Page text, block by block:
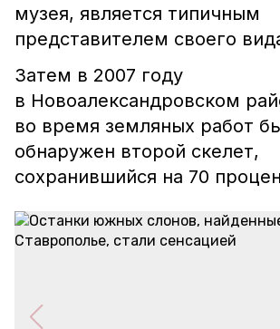
музея, является типичным
представителем своего
Затем в 2007 году
в Новоалександровском
во время земляных работ
обнаружен второй скелет,
сохранившийся на 70